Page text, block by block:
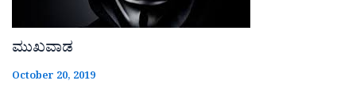
ಮುಖವಾಡ
October 20, 2019